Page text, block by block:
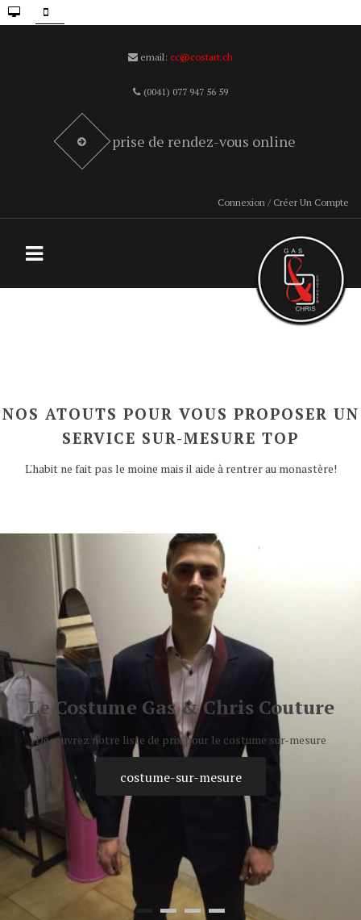
email:cc@costart.ch
(0041) 077 947 56 59
prise de rendez-vous online
Connexion / Créer Un Compte
NOS ATOUTS POUR VOUS PROPOSER UN
SERVICE SUR-MESURE TOP
L'habit ne fait pas le moine mais il aide à rentrer au monastère!
Le Costume Gas & Chris Couture
Découvrez notre liste de prix pour le costume sur-mesure
costume-sur-mesure